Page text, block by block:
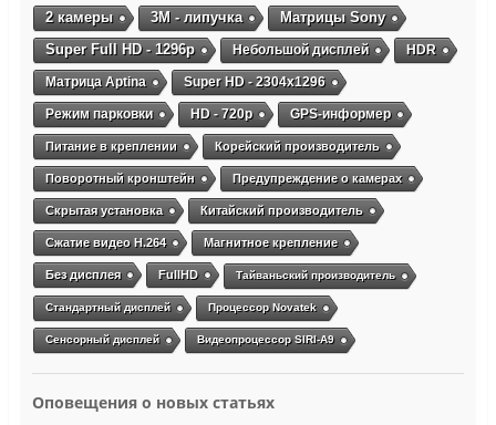
2 камеры
3М - липучка Матрицы Sony
Super Full HD - 1296p Небольшой дисплей HDR
Матрица Aptina Super HD - 2304х1296
Режим парковки HD - 720p GPS-информер
Питание в креплении Корейский производитель
Поворотный кронштейн Предупреждение о камерах
Скрытая установка Китайский производитель
Сжатие видео H.264 Магнитное крепление
Без дисплея FullHD Тайваньский производитель
Стандартный дисплей Процессор Novatek
Сенсорный дисплей Видеопроцессор SIRI-A9
Оповещения о новых статьях